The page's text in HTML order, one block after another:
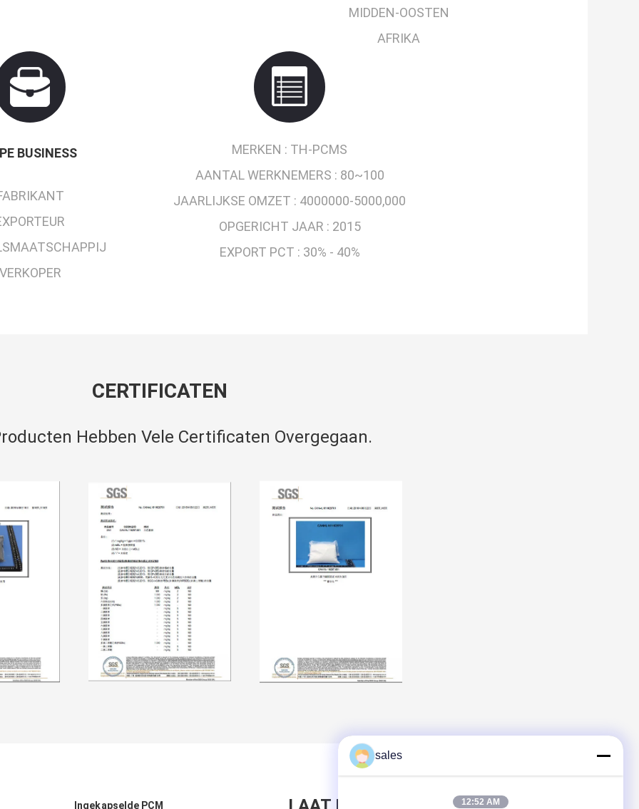
MIDDEN-OOSTEN
AFRIKA
BUSINESS MERKEN : TH-PCMS
AANTAL WERKNEMERS : 80~100
JAARLIJKSE OMZET : 4000000-5000,000
OPGERICHT JAAR : 2015
EXPORT PCT : 30% - 40%
CERTIFICATEN
Hebben Vele Certificaten Overgegaan.
Ingekapselde PCM
sales
12:52 AM